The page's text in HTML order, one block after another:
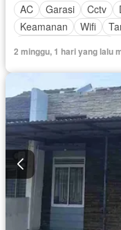
AC
Garasi Cctv
Keamanan
Wifi
2 minggu, 1 hari yang lalu